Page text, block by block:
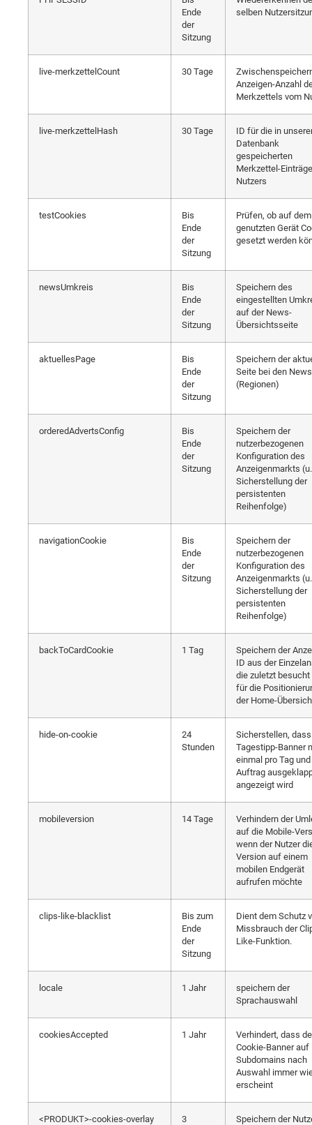
Ende
der
Sitzung
selben
live-merkzettelCount 30 Tage
Anzeigen-Anzahl
Merkzettels vom
live-merkzettelHash 30 Tage
ID für die in
Datenbank
gespeicherten
Merkzettel-
Nutzers
testCookies
Bis
Ende
der
Sitzung
Prüfen, ob auf dem
genutzten Gerät
gesetzt werden
newsUmkreis
Bis
Ende
der
Sitzung
Speichern des
eingestellten
auf der News-
Übersichtsseite
aktuellesPage
Bis
Ende
der
Sitzung
Speichern der
Seite bei den News
(Regionen)
orderedAdvertsConfig
Bis
Ende
der
Sitzung
Speichern der
nutzerbezogenen
Konfiguration des
Anzeigenmarkts
Sicherstellung der
persistenten
Reihenfolge)
navigationCookie
Bis
Ende
der
Sitzung
Speichern der
nutzerbezogenen
Konfiguration des
Anzeigenmarkts
Sicherstellung der
persistenten
Reihenfolge)
backToCardCookie 1 Tag
Speichern der
ID aus der
die zuletzt besucht
für die
der Home-
hide-on-cookie
24
Stunden
Sicherstellen,
Tagestipp-Banner
einmal pro Tag
Auftrag
angezeigt wird
mobileversion 14 Tage
Verhindern der
auf die Mobile-
wenn der Nutzer
Version auf einem
mobilen Endgerät
aufrufen möchte
clips-like-blacklist
Bis zum
Ende
der
Sitzung
Dient dem Schutz
Missbrauch der
Like-Funktion.
locale 1 Jahr
speichern der
Sprachauswahl
cookiesAccepted 1 Jahr
Verhindert, dass
Cookie-Banner auf
Subdomains nach
Auswahl immer
erscheint
<PRODUKT>-cookies-overlay
3
Speichern der